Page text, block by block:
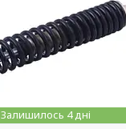
Залишилось 4 дні